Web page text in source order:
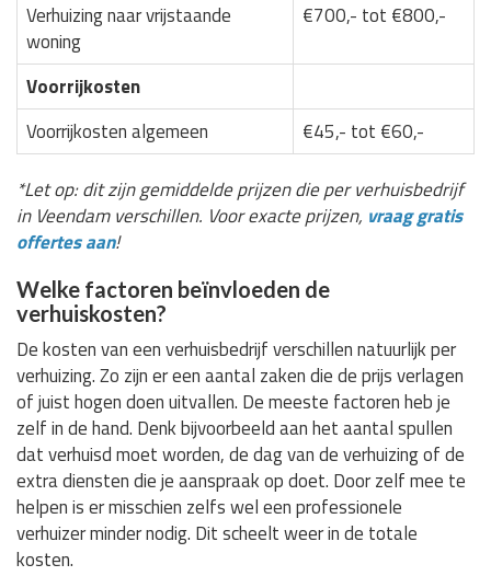
Verhuizing naar vrijstaande
woning
€700,- tot €800,-
Voorrijkosten
Voorrijkosten algemeen
€45,- tot €60,-
*Let op: dit zijn gemiddelde prijzen die per verhuisbedrijf
in Veendam verschillen. Voor exacte prijzen, vraag gratis
offertes aan!
Welke factoren beïnvloeden de
verhuiskosten?
De kosten van een verhuisbedrijf verschillen natuurlijk per
verhuizing. Zo zijn er een aantal zaken die de prijs verlagen
of juist hogen doen uitvallen. De meeste factoren heb je
zelf in de hand. Denk bijvoorbeeld aan het aantal spullen
dat verhuisd moet worden, de dag van de verhuizing of de
extra diensten die je aanspraak op doet. Door zelf mee te
helpen is er misschien zelfs wel een professionele
verhuizer minder nodig. Dit scheelt weer in de totale
kosten.